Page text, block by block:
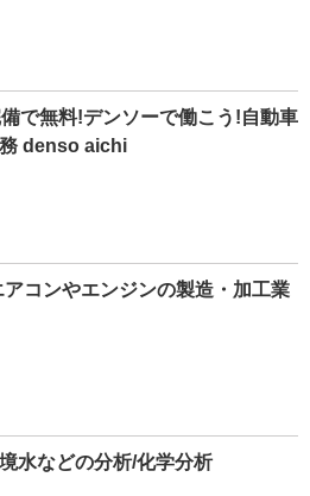
で無料!デンソーで働こう!自動車
denso aichi
コンやエンジンの製造・加工業
水などの分析/化学分析